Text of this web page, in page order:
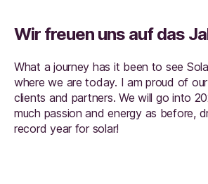
Wir freuen uns auf das
What a journey has it been to see
where we are today. I am proud of
clients and partners. We will go into
much passion and energy as before,
record year for solar!